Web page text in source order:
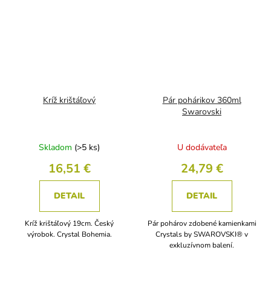
Kríž krištáľový
Skladom (>5 ks)
16,51 €
DETAIL
Kríž krištáľový 19cm. Český
výrobok. Crystal Bohemia.
Pár pohárikov 360ml
Swarovski
U dodávateľa
24,79 €
DETAIL
Pár pohárov zdobené kamienkami
Crystals by SWAROVSKI® v
exkluzívnom balení.